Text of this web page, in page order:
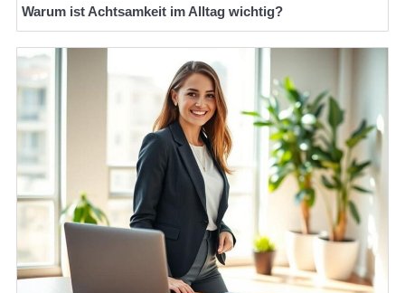
Warum ist Achtsamkeit im Alltag wichtig?